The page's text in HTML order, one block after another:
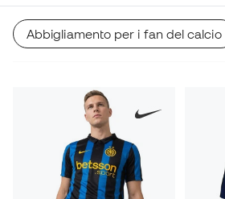
Abbigliamento per i fan del calcio